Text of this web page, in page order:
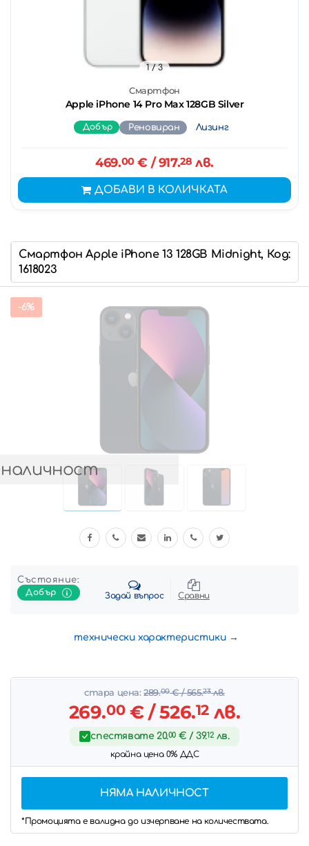
Смартфон
Apple iPhone 14 Pro Max 128GB Silver
1/ 3
Добър Реновиран Лизинг
469.00€ / 917.28 лв.
ДОБАВИ В КОЛИЧКАТА
Смартфон Apple iPhone 13 128GB Midnight, Код:
1618023
-6%
Състояние:
Добър
Задай въпрос Сравни
технически характеристики
стара цена:289.00€/ 565.23лв.
269.00€/ 526.12лв.
спестявате 20.00 € / 39.12 лв.
крайна цена 0% ДДС
НЯМА НАЛИЧНОСТ
*Промоцията е валидна до изчерпване на количествата.